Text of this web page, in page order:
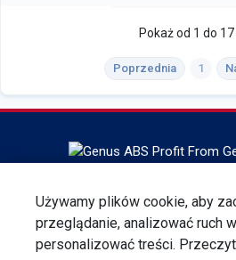
Pokaż od 1 do
Poprzednia 1
Używamy plików cookie, aby
przeglądanie, analizować ruch
personalizować treści.
world leader in bovine genetics,
technologies. ABS Global is a